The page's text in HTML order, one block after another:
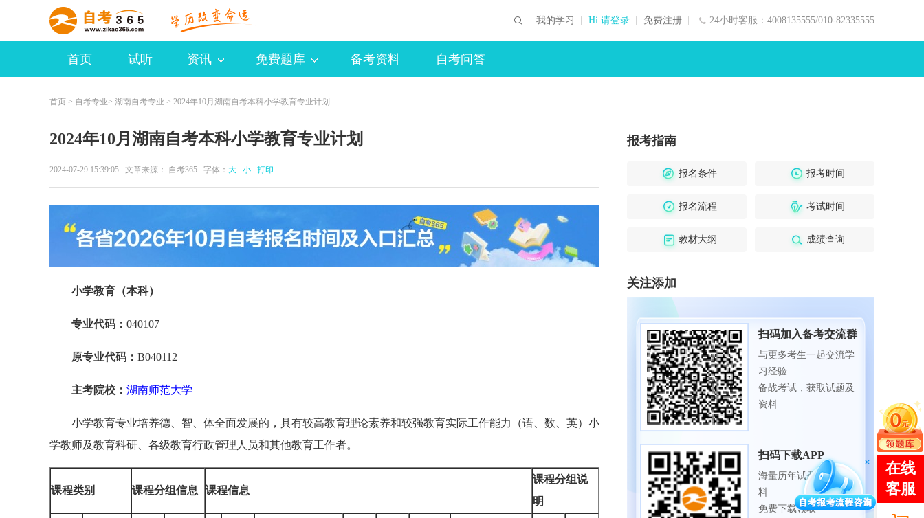
24小时客服：4008135555/010-82335555
我的学习 Hi 请登录 免费注册
首页 试听 资讯 免费题库 备考资料 自考问答
首页 > 自考专业> 湖南自考专业 > 2024年10月湖南自考本科小学教育专业计划
2024年10月湖南自考本科小学教育专业计划
2024-07-29 15:39:05 文章来源： 自考365 字体： 大 小 打印
小学教育（本科）
专业代码： 040107
原专业代码： B040112
主考院校： 湖南师范大学
小学教育专业培养德、智、体全面发展的，具有较高教育理论素养和较强教育实际工作能力（语、数、英）小
学教师及教育科研、各级教育行政管理人员和其他教育工作者。
课程类别 课程分组信息 课程信息
课程分组说
明
报考指南
报名条件 报考时间
报名流程 考试时间
教材大纲 成绩查询
关注添加
扫码加入备考交流群
与更多考生一起交流学
习经验
备战考试，获取试题及
资料
扫码下载APP
海量历年试题、备考资
料
免费下载领取